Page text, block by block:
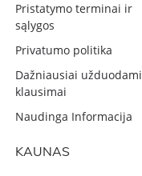
Pristatymo terminai ir
sąlygos
Privatumo politika
Dažniausiai užduodami
klausimai
Naudinga Informacija
KAUNAS